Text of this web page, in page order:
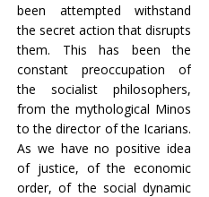
been attempted withstand
the secret action that disrupts
them. This has been the
constant preoccupation of
the socialist philosophers,
from the mythological Minos
to the director of the Icarians.
As we have no positive idea
of justice, of the economic
order, of the social dynamic